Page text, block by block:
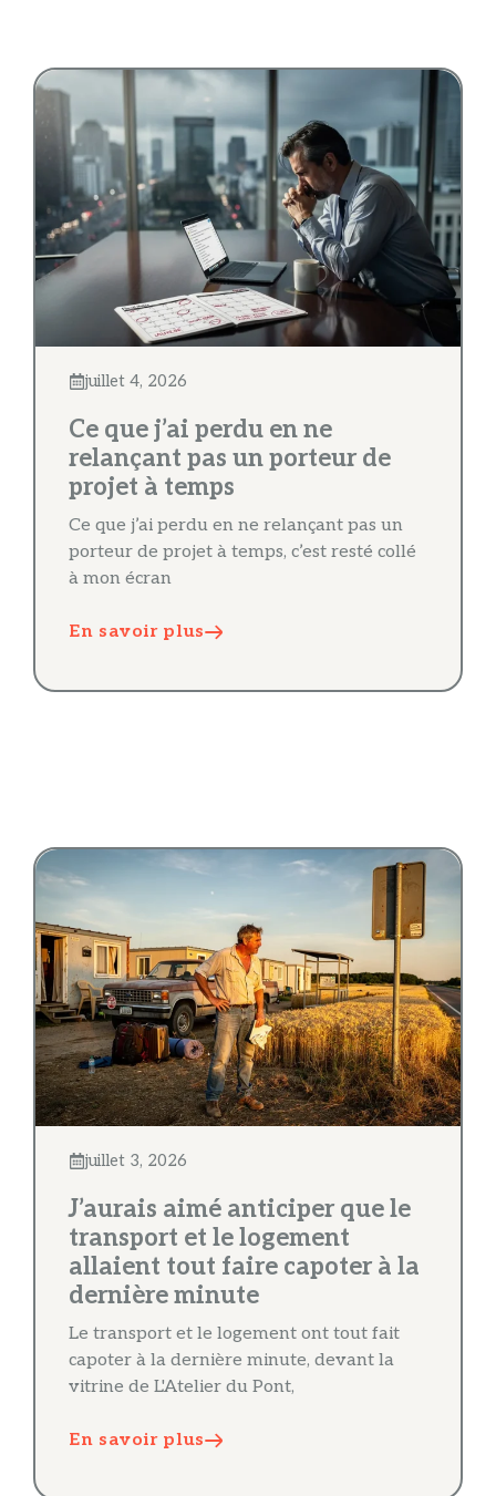
juillet 4, 2026
Ce que j’ai perdu en ne
relançant pas un porteur de
projet à temps
Ce que j’ai perdu en ne relançant pas un
porteur de projet à temps, c’est resté collé
à mon écran
En savoir plus
juillet 3, 2026
J’aurais aimé anticiper que le
transport et le logement
allaient tout faire capoter à la
dernière minute
Le transport et le logement ont tout fait
capoter à la dernière minute, devant la
vitrine de L'Atelier du Pont,
En savoir plus